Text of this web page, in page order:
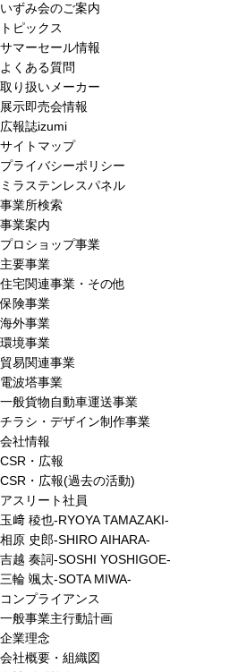
いずみ会のご案内
トピックス
サマーセール情報
よくある質問
取り扱いメーカー
展示即売会情報
広報誌izumi
サイトマップ
プライバシーポリシー
ミラステンレスパネル
事業所検索
事業案内
プロショップ事業
主要事業
住宅関連事業・その他
保険事業
海外事業
環境事業
貿易関連事業
電波塔事業
一般貨物自動車運送事業
チラシ・デザイン制作事業
会社情報
CSR・広報
CSR・広報(過去の活動)
アスリート社員
玉﨑 稜也-RYOYA TAMAZAKI-
相原 史郎-SHIRO AIHARA-
吉越 奏詞-SOSHI YOSHIGOE-
三輪 颯太-SOTA MIWA-
コンプライアンス
一般事業主行動計画
企業理念
会社概要・組織図